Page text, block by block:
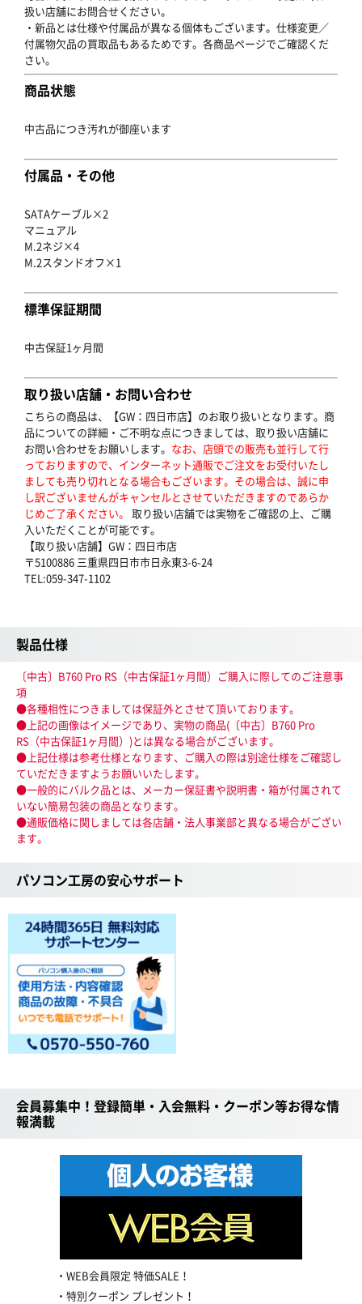
扱い店舗にお問合せください。
・新品とは仕様や付属品が異なる個体もございます。仕様変更／
付属物欠品の買取品もあるためです。各商品ページでご確認くだ
さい。
商品状態
中古品につき汚れが御座います
付属品・その他
SATAケーブル×2
マニュアル
M.2ネジ×4
M.2スタンドオフ×1
標準保証期間
中古保証1ヶ月間
取り扱い店舗・お問い合わせ
こちらの商品は、【GW：四日市店】のお取り扱いとなります。商
品についての詳細・ご不明な点につきましては、取り扱い店舗に
お問い合わせをお願いします。 なお、店頭での販売も並行して行
っておりますので、インターネット通販でご注文をお受付いたし
ましても売り切れとなる場合もございます。その場合は、誠に申
し訳ございませんがキャンセルとさせていただきますのであらか
じめご了承ください。 取り扱い店舗では実物をご確認の上、ご購
入いただくことが可能です。
【取り扱い店舗】GW：四日市店
〒5100886 三重県四日市市日永東3-6-24
TEL:059-347-1102
製品仕様
〔中古〕B760 Pro RS（中古保証1ヶ月間）ご購入に際してのご注意事
項
●各種相性につきましては保証外とさせて頂いております。
●上記の画像はイメージであり、実物の商品(〔中古〕B760 Pro
RS（中古保証1ヶ月間）)とは異なる場合がございます。
●上記仕様は参考仕様となります、ご購入の際は別途仕様をご確認し
ていだだきますようお願いいたします。
●一般的にバルク品とは、メーカー保証書や説明書・箱が付属されて
いない簡易包装の商品となります。
●通販価格に関しましては各店舗・法人事業部と異なる場合がござい
ます。
パソコン工房の安心サポート
会員募集中！登録簡単・入会無料・クーポン等お得な情
報満載
WEB会員限定 特価SALE！
特別クーポン プレゼント！